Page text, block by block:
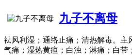
九子不离母
祛风利湿；通络止痛；清热解毒。主
气痛；湿热黄疸；白浊；淋痛；白带